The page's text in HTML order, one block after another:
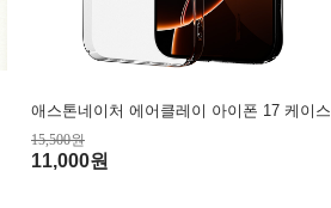
애스톤네이처 에어클레이 아이폰 17 케이스
15,500원
11,000원